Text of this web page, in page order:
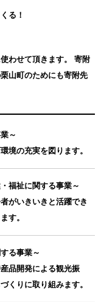
る！
わせて頂きます。
寄附
山町のためにも寄附先
～
境の充実を図ります。
福祉に関する事業～
がいきいきと活躍でき
す。
る事業～
品開発による観光振
くりに取り組みます。